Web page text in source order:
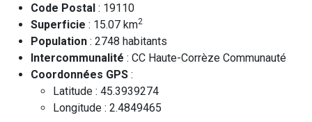
Code Postal : 19110
Superficie : 15.07 km2
Population : 2748 habitants
Intercommunalité : CC Haute-Corrèze Communauté
Coordonnées GPS :
Latitude : 45.3939274
Longitude : 2.4849465